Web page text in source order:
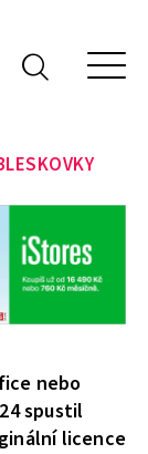
nebo
spustil
licence